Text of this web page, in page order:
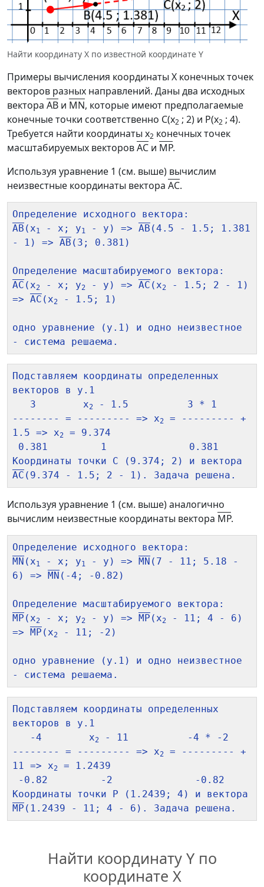
Найти координату X по известной координате Y
Примеры вычисления координаты X конечных точек
векторов разных направлений. Даны два исходных
вектора AB и MN, которые имеют предполагаемые
конечные точки соответственно C(x2 ; 2) и P(x2 ; 4).
Требуется найти координаты x2 конечных точек
масштабируемых векторовAC и MP.
Используя уравнение 1 (см. выше) вычислим
неизвестные координаты вектора AC.
AB (x1 - x; y1 - y) => AB (4.5 - 1.5; 1.381
- 1) => AB (3; 0.381)
AC (x2 - x; y2 - y) => AC (x2
- 1.5; 2 - 1)
=> AC (x2 - 1.5; 1)
одно уравнение (у.1) и одно неизвестное
Подставляем координаты определенных
векторов в у.1
   3        x
2
- 1.5          3 * 1
-------- = --------- => x2
= --------- +
1.5 => x2
= 9.374
AC
Используя уравнение 1 (см. выше) аналогично
вычислим неизвестные координаты вектора MP.
MN (x1 - x; y1 - y) => MN (7 - 11; 5.18 -
6) =>
MN (-4; -0.82)
MP (x2 - x; y2 - y) => MP (x2
- 11; 4 - 6)
=>
MP (x2 - 11; -2)
одно уравнение (у.1) и одно неизвестное
Подставляем координаты определенных
векторов в у.1
   -4        x
2
- 11          -4 * -2
-------- = --------- => x2
= --------- +
11 => x2
= 1.2439
MP
Найти координату Y по
координате X